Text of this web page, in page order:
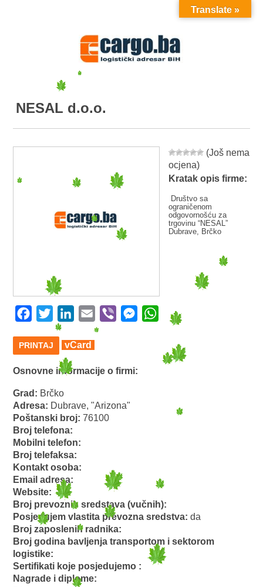
MENU
NESAL d.o.o.
(Još nema
ocjena)
Kratak opis firme:
Društvo sa
ograničenom
odgovornošću za
trgovinu “NESAL”
Dubrave, Brčko
Facebook
Twitter LinkedIn
Email Viber MessengerWhatsApp
PRINTAJ vCard
Osnovne informacije o firmi:
Grad: Brčko
Adresa: Dubrave, "Arizona"
Poštanski broj:76100
Broj telefona:
Mobilni telefon:
Broj telefaksa:
Kontakt osoba:
Email adresa:
Website:
Broj prevoznih sredstava (vučnih):
Posjedujem vlastita prevozna sredstva:da
Broj zaposlenih radnika:
Broj godina bavljenja transportom i sektorom
logistike:
Sertifikati koje posjedujemo :
Nagrade i diplome:
Translate »